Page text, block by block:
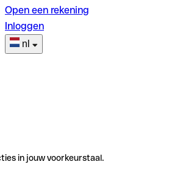
Open een rekening
Inloggen
nl
in jouw voorkeurstaal.